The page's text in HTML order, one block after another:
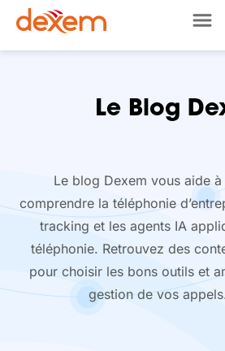
Le Blog
Le blog Dexem vous aide à
comprendre la téléphonie
tracking et les agents IA
téléphonie. Retrouvez des
pour choisir les bons outils et
gestion de vos